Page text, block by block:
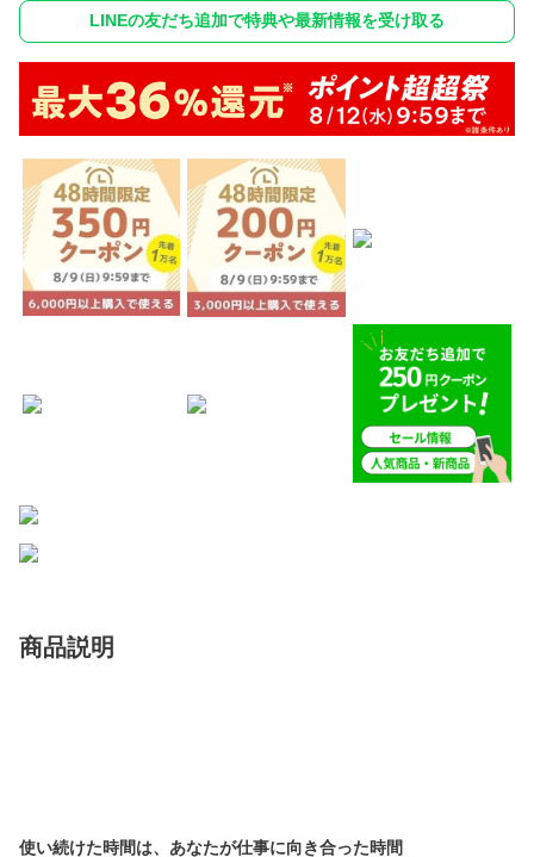
LINEの友だち追加で特典や最新情報を受け取る
商品説明
使い続けた時間は、あなたが仕事に向き合った時間